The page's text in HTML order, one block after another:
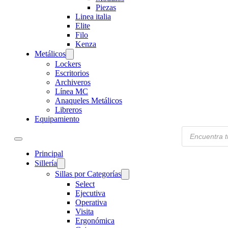
Piezas
Linea italia
Elite
Filo
Kenza
Metálicos
Lockers
Escritorios
Archiveros
Línea MC
Anaqueles Metálicos
Libreros
Equipamiento
Principal
Sillería
Sillas por Categorías
Select
Ejecutiva
Operativa
Visita
Ergonómica
Products
search